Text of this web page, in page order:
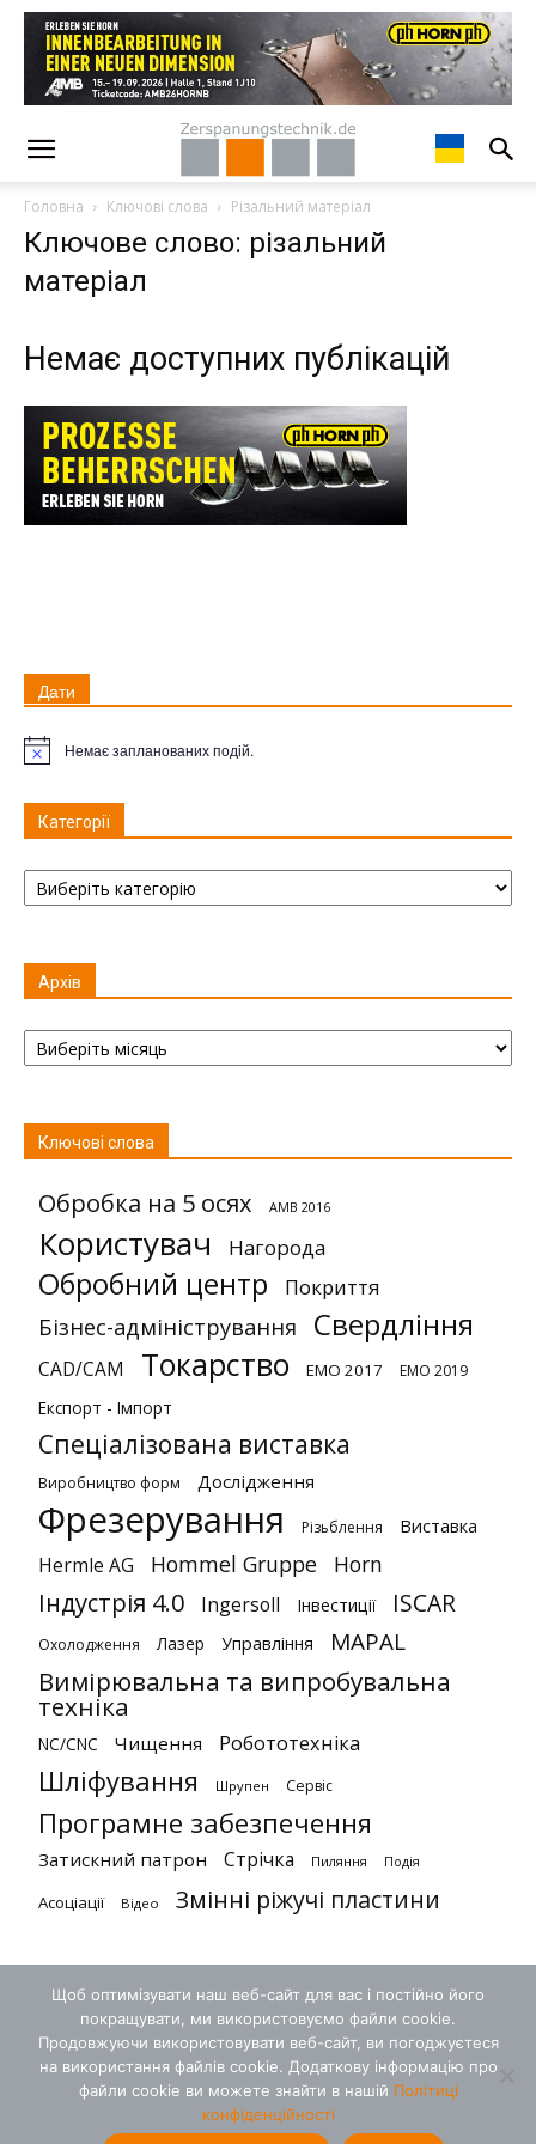
Головна Ключові слова Різальний матеріал
Ключове слово: різальний
матеріал
Немає доступних публікацій
Дати
ПриміткаНемає запланованих подій.
Категорії
Категорії
Архів
Архів
Ключові слова
Обробка на 5 осях AMB 2016
Користувач Нагорода
Обробний центр Покриття
Бізнес-адміністрування Свердління
CAD/CAM Токарство EMO 2017 EMO 2019
Експорт - Імпорт
Спеціалізована виставка
Виробництво форм Дослідження
Фрезерування Різьблення Виставка
Hermle AG Hommel Gruppe Horn
Індустрія 4.0 Ingersoll Інвестиції ISCAR
Охолодження Лазер Управління MAPAL
Вимірювальна та випробувальна
техніка
NC/CNC Чищення Робототехніка
Шліфування Шрупен Сервіс
Програмне забезпечення
Затискний патрон Стрічка Пиляння Подія
Асоціації Відео Змінні ріжучі пластини
Конфіденційність
Щоб оптимізувати наш веб-сайт для вас і постійно його
покращувати, ми використовуємо файли cookie.
Продовжуючи використовувати веб-сайт, ви погоджуєтеся
на використання файлів cookie. Додаткову інформацію про
файли cookie ви можете знайти в нашій Політиці
конфіденційності